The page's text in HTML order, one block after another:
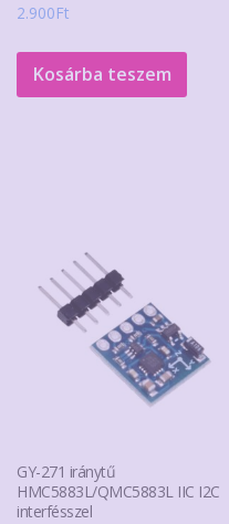
2.900Ft
Kosárba teszem
GY-271 iránytű
HMC5883L/QMC5883L IIC I2C
interfésszel